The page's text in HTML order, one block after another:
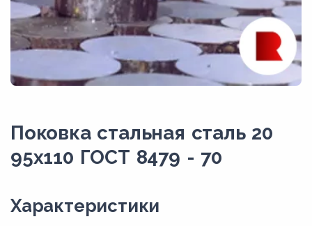
Поковка стальная сталь 20
95x110 ГОСТ 8479 - 70
Xарактеристики